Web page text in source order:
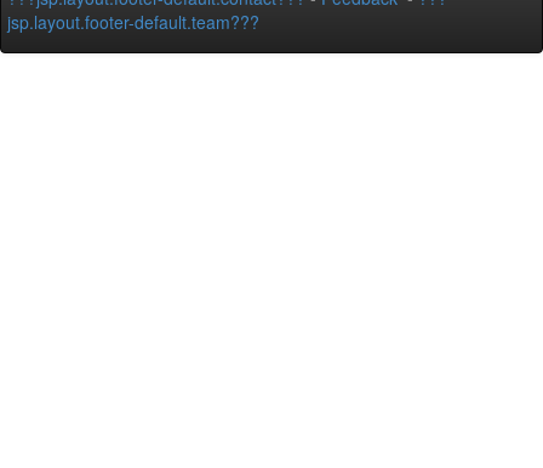
jsp.layout.footer-default.team???